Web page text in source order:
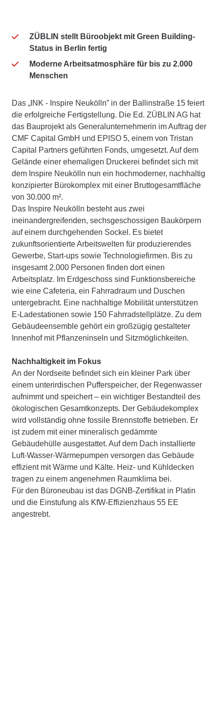
ZÜBLIN stellt Büroobjekt mit Green Building-
Status in Berlin fertig
Moderne Arbeitsatmosphäre für bis zu 2.000
Menschen
Das „INK - Inspire Neukölln” in der Ballinstraße 15 feiert
die erfolgreiche Fertigstellung. Die Ed. ZÜBLIN AG hat
das Bauprojekt als Generalunternehmerin im Auftrag der
CMF Capital GmbH und EPISO 5, einem von Tristan
Capital Partners geführten Fonds, umgesetzt. Auf dem
Gelände einer ehemaligen Druckerei befindet sich mit
dem Inspire Neukölln nun ein hochmoderner, nachhaltig
konzipierter Bürokomplex mit einer Bruttogesamtfläche
von 30.000 m².
Das Inspire Neukölln besteht aus zwei
ineinandergreifenden, sechsgeschossigen Baukörpern
auf einem durchgehenden Sockel. Es bietet
zukunftsorientierte Arbeitswelten für produzierendes
Gewerbe, Start-ups sowie Technologiefirmen. Bis zu
insgesamt 2.000 Personen finden dort einen
Arbeitsplatz. Im Erdgeschoss sind Funktionsbereiche
wie eine Cafeteria, ein Fahrradraum und Duschen
untergebracht. Eine nachhaltige Mobilität unterstützen
E-Ladestationen sowie 150 Fahrradstellplätze. Zu dem
Gebäudeensemble gehört ein großzügig gestalteter
Innenhof mit Pflanzeninseln und Sitzmöglichkeiten.
Nachhaltigkeit im Fokus
An der Nordseite befindet sich ein kleiner Park über
einem unterirdischen Pufferspeicher, der Regenwasser
aufnimmt und speichert – ein wichtiger Bestandteil des
ökologischen Gesamtkonzepts. Der Gebäudekomplex
wird vollständig ohne fossile Brennstoffe betrieben. Er
ist zudem mit einer mineralisch gedämmte
Gebäudehülle ausgestattet. Auf dem Dach installierte
Luft-Wasser-Wärmepumpen versorgen das Gebäude
effizient mit Wärme und Kälte. Heiz- und Kühldecken
tragen zu einem angenehmen Raumklima bei.
Für den Büroneubau ist das DGNB-Zertifikat in Platin
und die Einstufung als KfW-Effizienzhaus 55 EE
angestrebt.